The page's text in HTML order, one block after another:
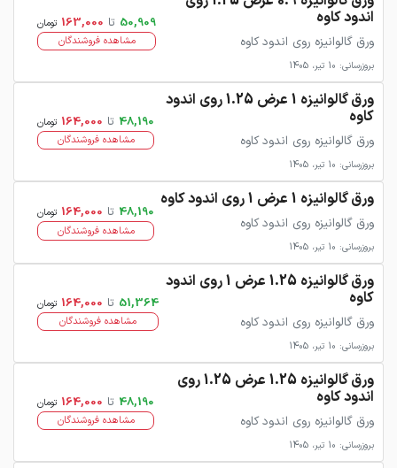
اندود کاوه
ورق گالوانیزه روی اندود کاوه
بروزرسانی: 10 تیر، 1405
50,909 تا 163,000 تومان
مشاهده فروشندگان
ورق گالوانیزه 1 عرض 1.25 روی اندود
کاوه
ورق گالوانیزه روی اندود کاوه
بروزرسانی: 10 تیر، 1405
48,190 تا 164,000 تومان
مشاهده فروشندگان
ورق گالوانیزه 1 عرض 1 روی اندود کاوه
ورق گالوانیزه روی اندود کاوه
بروزرسانی: 10 تیر، 1405
48,190 تا 164,000 تومان
مشاهده فروشندگان
ورق گالوانیزه 1.25 عرض 1 روی اندود
کاوه
ورق گالوانیزه روی اندود کاوه
بروزرسانی: 10 تیر، 1405
51,364 تا 164,000 تومان
مشاهده فروشندگان
ورق گالوانیزه 1.25 عرض 1.25 روی
اندود کاوه
ورق گالوانیزه روی اندود کاوه
بروزرسانی: 10 تیر، 1405
48,190 تا 164,000 تومان
مشاهده فروشندگان